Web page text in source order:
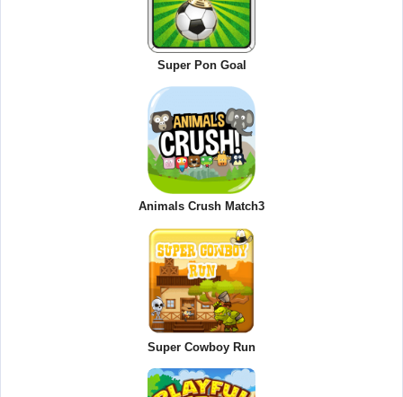
Super Pon Goal
Animals Crush Match3
Super Cowboy Run